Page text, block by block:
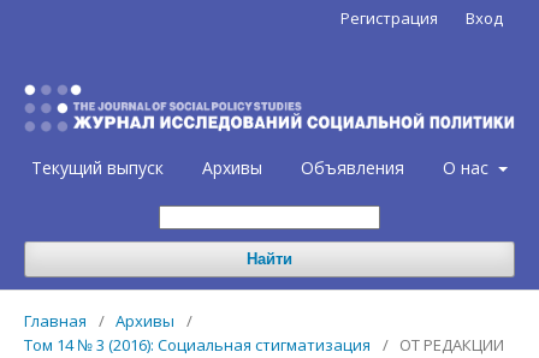
Текущий выпуск Архивы Объявления О нас
Найти
Регистрация Вход
Главная / Архивы
/
Том 14 № 3 (2016): Социальная стигматизация
/ ОТ РЕДАКЦИИ